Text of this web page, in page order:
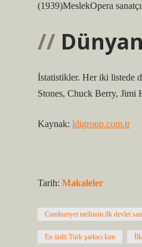
(1939)MeslekOpera
İstatistikler. Her iki listede
Stones, Chuck Berry, Jimi
Kaynak: ldigroup.com.tr
Tarih: Makaleler
Cumhuriyet tarihinin ilk devlet
En ünlü Türk şarkıcı kim İlk